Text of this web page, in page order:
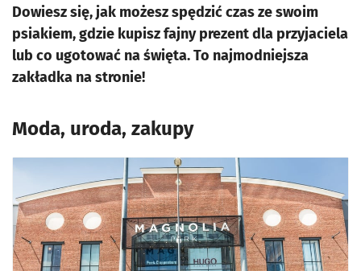
Dowiesz się, jak możesz spędzić czas ze swoim
psiakiem, gdzie kupisz fajny prezent dla przyjaciela
lub co ugotować na święta. To najmodniejsza
zakładka na stronie!
Moda, uroda, zakupy